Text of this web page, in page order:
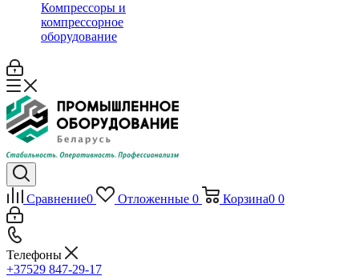
Компрессоры и
компрессорное
оборудование
Сравнение0 Отложенные 0 Корзина0 0
Телефоны
+37529 847-29-17‬